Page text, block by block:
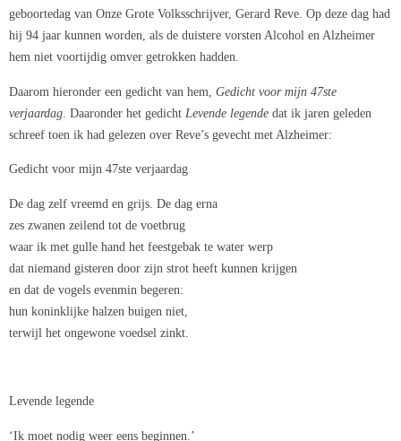
geboortedag van Onze Grote Volksschrijver, Gerard Reve. Op deze dag had
hij 94 jaar kunnen worden, als de duistere vorsten Alcohol en Alzheimer
hem niet voortijdig omver getrokken hadden.
Daarom hieronder een gedicht van hem, Gedicht voor mijn 47ste
verjaardag . Daaronder het gedicht Levende legende dat ik jaren geleden
schreef toen ik had gelezen over Reve’s gevecht met Alzheimer:
Gedicht voor mijn 47ste verjaardag
De dag zelf vreemd en grijs. De dag erna
zes zwanen zeilend tot de voetbrug
waar ik met gulle hand het feestgebak te water werp
dat niemand gisteren door zijn strot heeft kunnen krijgen
en dat de vogels evenmin begeren:
hun koninklijke halzen buigen niet,
terwijl het ongewone voedsel zinkt.
Levende legende
‘Ik moet nodig weer eens beginnen.’